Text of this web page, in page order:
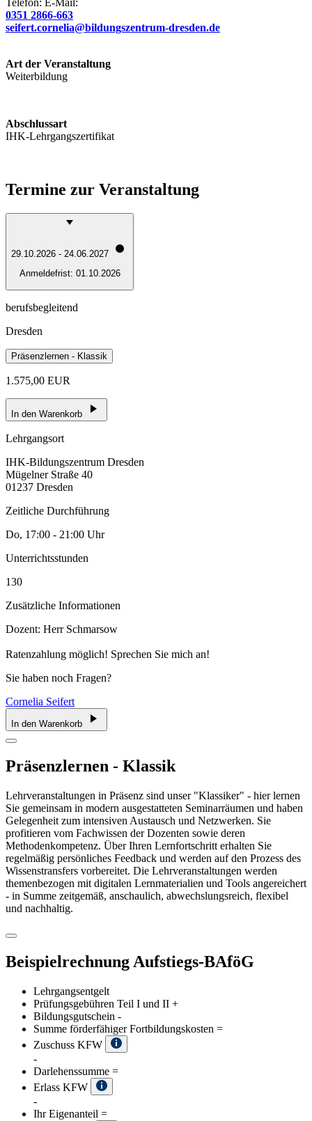
0351 2866-663
seifert.cornelia@bildungszentrum-dresden.de
Art der Veranstaltung
Weiterbildung
Abschlussart
IHK-Lehrgangszertifikat
Termine zur Veranstaltung
29.10.2026 - 24.06.2027
Anmeldefrist: 01.10.2026
berufsbegleitend
Dresden
Präsenzlernen - Klassik
1.575,00 EUR
In den Warenkorb
Lehrgangsort
IHK-Bildungszentrum Dresden
Mügelner Straße 40
01237 Dresden
Zeitliche Durchführung
Do, 17:00 - 21:00 Uhr
Unterrichtsstunden
130
Zusätzliche Informationen
Dozent: Herr Schmarsow
Ratenzahlung möglich! Sprechen Sie mich an!
Sie haben noch Fragen?
Cornelia Seifert
In den Warenkorb
Präsenzlernen - Klassik
Lehrveranstaltungen in Präsenz sind unser "Klassiker" - hier lernen
Sie gemeinsam in modern ausgestatteten Seminarräumen und haben
Gelegenheit zum intensiven Austausch und Netzwerken. Sie
profitieren vom Fachwissen der Dozenten sowie deren
Methodenkompetenz. Über Ihren Lernfortschritt erhalten Sie
regelmäßig persönliches Feedback und werden auf den Prozess des
Wissenstransfers vorbereitet. Die Lehrveranstaltungen werden
themenbezogen mit digitalen Lernmaterialien und Tools angereichert
- in Summe zeitgemäß, anschaulich, abwechslungsreich, flexibel
und nachhaltig.
Beispielrechnung Aufstiegs-BAföG
Lehrgangsentgelt
Prüfungsgebühren Teil I und II +
Bildungsgutschein -
Summe förderfähiger Fortbildungskosten =
Zuschuss KFW
-
Darlehenssumme =
Erlass KFW
-
Ihr Eigenanteil =